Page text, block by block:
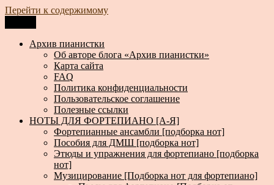
Перейти к содержимому
Архив пианистки
Всё для пианистов: ноты, книги, музыка, статьи…
Архив пианистки
Об авторе блога «Архив пианистки»
Карта сайта
FAQ
Политика конфиденциальности
Пользовательское соглашение
Полезные ссылки
НОТЫ ДЛЯ ФОРТЕПИАНО [А-Я]
Фортепианные ансамбли [подборка нот]
Пособия для ДМШ [подборка нот]
Этюды и упражнения для фортепиано [подборка
нот]
Музицирование [Подборка нот для фортепиано]